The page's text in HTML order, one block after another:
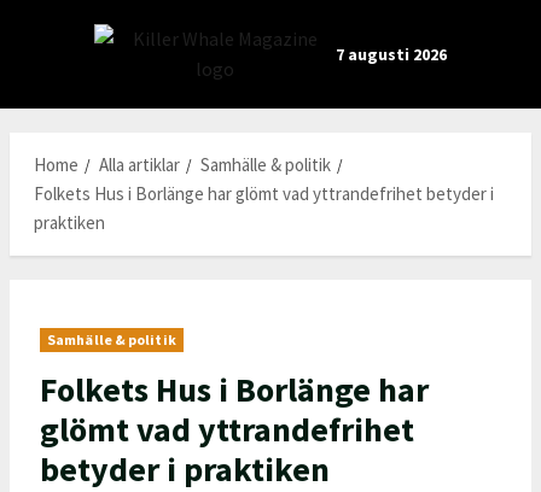
7 augusti 2026
Home Alla artiklar
Samhälle & politik
Folkets Hus i Borlänge har glömt vad yttrandefrihet betyder i
praktiken
Samhälle & politik
Folkets Hus i Borlänge har
glömt vad yttrandefrihet
betyder i praktiken